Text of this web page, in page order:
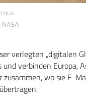
verlegten „digitalen
verbinden Europa,
zusammen, wo sie E-